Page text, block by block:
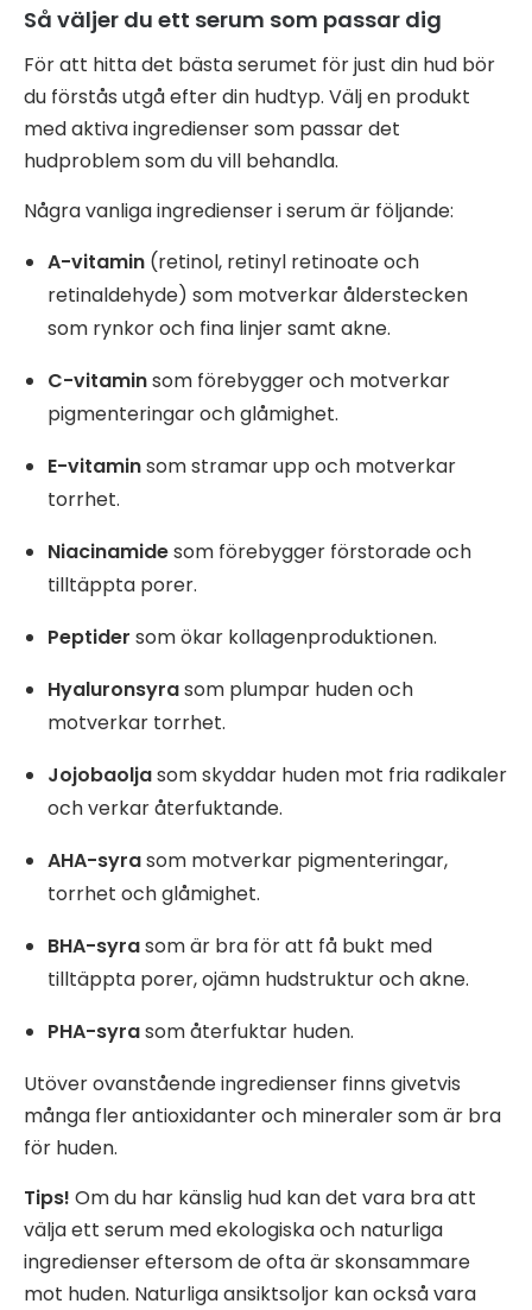
Så väljer du ett serum som passar dig
För att hitta det bästa serumet för just din hud bör
du förstås utgå efter din hudtyp. Välj en produkt
med aktiva ingredienser som passar det
hudproblem som du vill behandla.
Några vanliga ingredienser i serum är följande:
A-vitamin (retinol, retinyl retinoate och
retinaldehyde) som motverkar ålderstecken
som rynkor och fina linjer samt akne.
C-vitaminsom förebygger och motverkar
pigmenteringar och glåmighet.
E-vitaminsom stramar upp och motverkar
torrhet.
Niacinamidesom förebygger förstorade och
tilltäppta porer.
Peptider som ökar kollagenproduktionen.
Hyaluronsyrasom plumpar huden och
motverkar torrhet.
Jojobaoljasom skyddar huden mot fria radikaler
och verkar återfuktande.
AHA-syrasom motverkar pigmenteringar,
torrhet och glåmighet.
BHA-syrasom är bra för att få bukt med
tilltäppta porer, ojämn hudstruktur och akne.
PHA-syrasom återfuktar huden.
Utöver ovanstående ingredienser finns givetvis
många fler antioxidanter och mineraler som är bra
för huden.
Tips! Om du har känslig hud kan det vara bra att
välja ett serum med ekologiska och naturliga
ingredienser eftersom de ofta är skonsammare
mot huden. Naturliga ansiktsoljor kan också vara